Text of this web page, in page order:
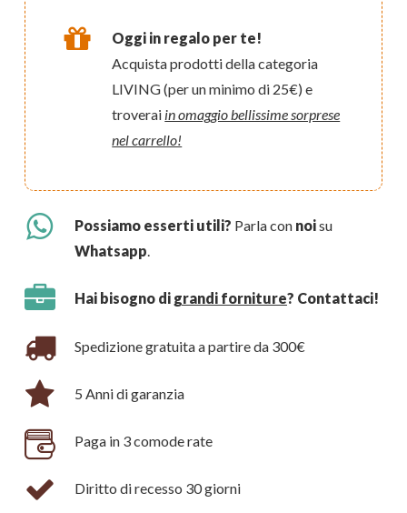
Oggi in regalo per te!
Acquista prodotti della categoria
LIVING (per un minimo di 25€) e
troverai in omaggio bellissime sorprese
nel carrello!
Possiamo esserti utili? Parla con noisu
Whatsapp
Hai bisogno di grandi forniture? Contattaci!
Spedizione gratuita a partire da 300€
5 Anni di garanzia
Paga in 3 comode rate
Diritto di recesso 30 giorni